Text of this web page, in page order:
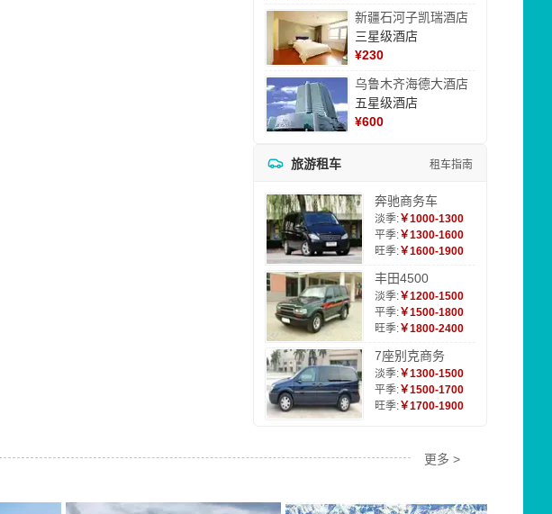
新疆石河子凯瑞酒店
三星级酒店
¥230
乌鲁木齐海德大酒店
五星级酒店
¥600
旅游租车 租车指南
奔驰商务车
淡季:￥1000-1300
平季:￥1300-1600
旺季:￥1600-1900
丰田4500
淡季:￥1200-1500
平季:￥1500-1800
旺季:￥1800-2400
7座别克商务
淡季:￥1300-1500
平季:￥1500-1700
旺季:￥1700-1900
更多 >